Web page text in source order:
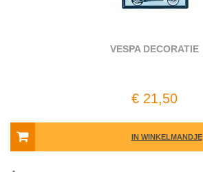
VESPA DECORATIE
€ 21,50
IN WINKELMANDJE